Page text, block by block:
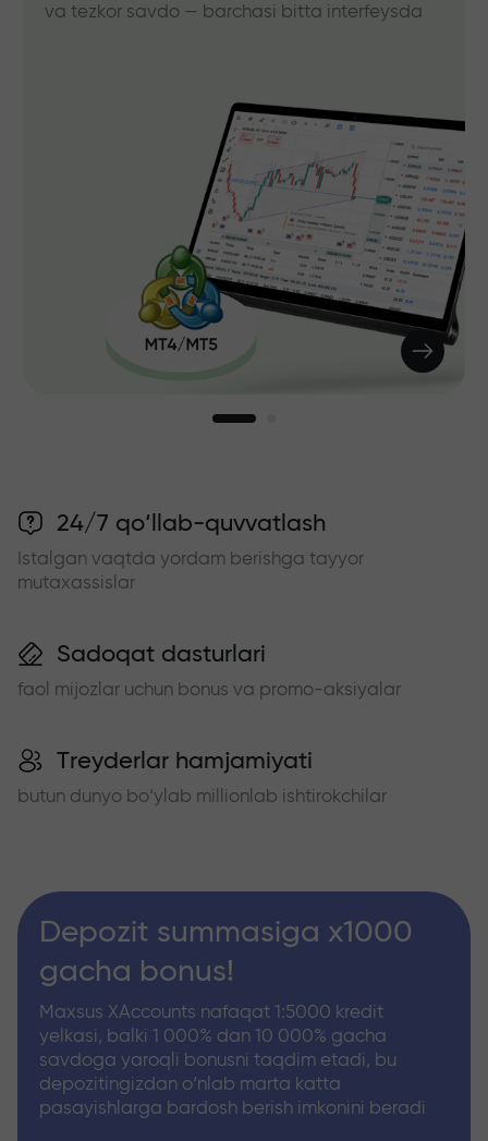
va tezkor savdo — barchasi bitta interfeysda
24/7 qo‘llab-quvvatlash
Istalgan vaqtda yordam berishga tayyor
mutaxassislar
Sadoqat dasturlari
faol mijozlar uchun bonus va promo-aksiyalar
Treyderlar hamjamiyati
butun dunyo bo‘ylab millionlab ishtirokchilar
Depozit summasiga x1000
gacha bonus!
Maxsus XAccounts nafaqat 1:5000 kredit
yelkasi, balki 1 000% dan 10 000% gacha
savdoga yaroqli bonusni taqdim etadi, bu
depozitingizdan o‘nlab marta katta
pasayishlarga bardosh berish imkonini beradi